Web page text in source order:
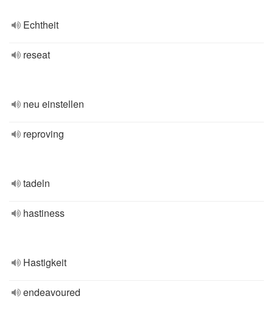
Echtheit
reseat
neu einstellen
reproving
tadeln
hastiness
Hastigkeit
endeavoured